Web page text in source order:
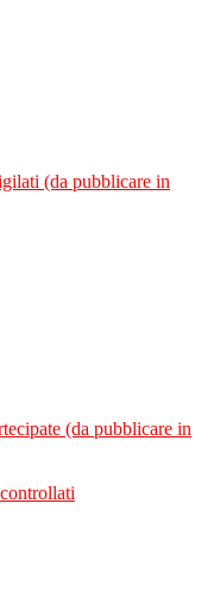
(da pubblicare in
(da pubblicare in